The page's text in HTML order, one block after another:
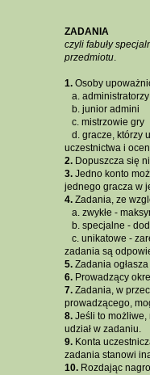
ZADANIA
czyli fabuły
przedmiotu.
1.Osoby
a. administratorzy
b. junior admini
c. mistrzowie gry
d. gracze, którzy
uczestnictwa i
2.Dopuszcza się
3.Jedno konto
jednego gracza w
4.Zadania, ze
a. zwykłe -
b. specjalne -
c. unikatowe -
zadania są
5.Zadania
6.Prowadzący
7.Zadania, w
prowadzącego,
8.Jeśli to możliwe,
udział w zadaniu.
9.Konta
zadania stanowi
10.Rozdając